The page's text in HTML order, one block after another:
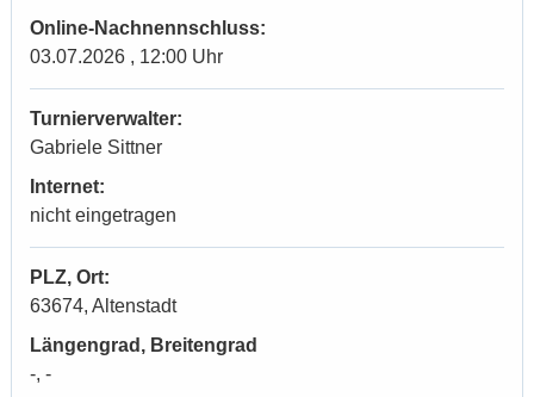
Online-Nachnennschluss:
03.07.2026 , 12:00 Uhr
Turnierverwalter:
Gabriele Sittner
Internet:
nicht eingetragen
PLZ, Ort:
63674, Altenstadt
Längengrad, Breitengrad
-, -